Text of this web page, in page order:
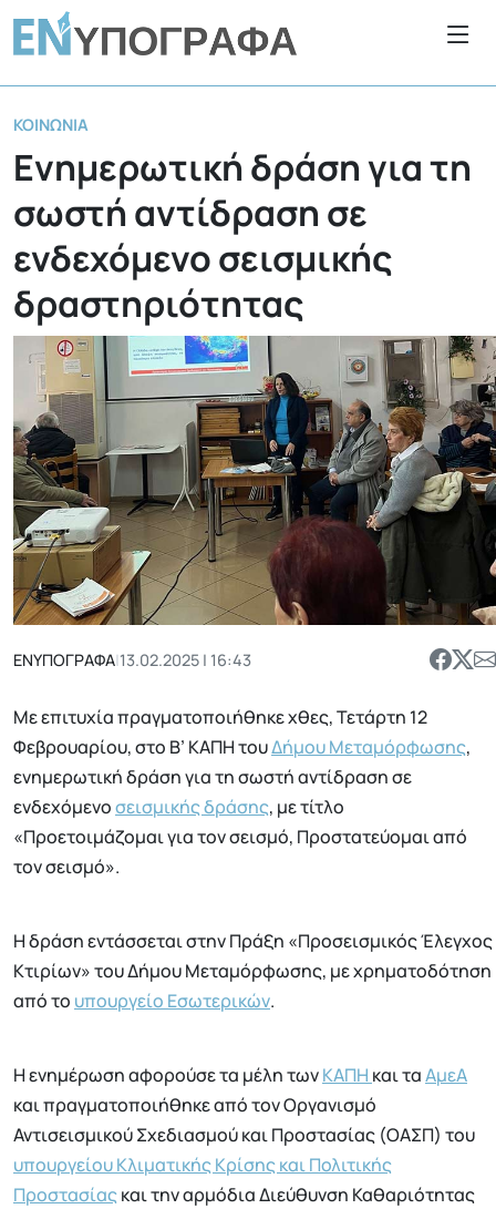
ΚΟΙΝΩΝΊΑ
Eνημερωτική δράση για τη
σωστή αντίδραση σε
ενδεχόμενο σεισμικής
δραστηριότητας
ΕΝΥΠΟΓΡΑΦΑ|13.02.2025 | 16:43
Με επιτυχία πραγματοποιήθηκε χθες, Τετάρτη 12
Φεβρουαρίου, στο Β’ ΚΑΠΗ τουΔήμου Μεταμόρφωσης,
ενημερωτική δράση για τη σωστή αντίδραση σε
ενδεχόμενοσεισμικής δράσης, με τίτλο
«Προετοιμάζομαι για τον σεισμό, Προστατεύομαι από
τον σεισμό».
Η δράση εντάσσεται στην Πράξη «Προσεισμικός Έλεγχος
Κτιρίων» του Δήμου Μεταμόρφωσης, με χρηματοδότηση
από το υπουργείο Εσωτερικών.
Η ενημέρωση αφορούσε τα μέλη τωνΚΑΠΗ και ταΑμεΑ
και πραγματοποιήθηκε από τον Οργανισμό
Αντισεισμικού Σχεδιασμού και Προστασίας (ΟΑΣΠ) του
υπουργείου Κλιματικής Κρίσης και Πολιτικής
Προστασίαςκαι την αρμόδια Διεύθυνση Καθαριότητας